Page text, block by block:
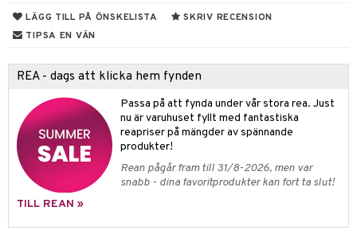
LÄGG TILL PÅ ÖNSKELISTA
SKRIV RECENSION
TIPSA EN VÄN
REA - dags att klicka hem fynden
Passa på att fynda under vår stora rea. Just
nu är varuhuset fyllt med fantastiska
reapriser på mängder av spännande
produkter!
Rean pågår fram till 31/8-2026, men var
snabb - dina favoritprodukter kan fort ta slut!
TILL REAN »
& Strumpor
gå vagnar
Builder
Pet Shop
- Forntidsdjur
- Hästar
Wild Life
Born
Prinsessor
Stockholm
Hoppetossa
Villa Villerkulla
& Gungdjur
Åberg
bitar